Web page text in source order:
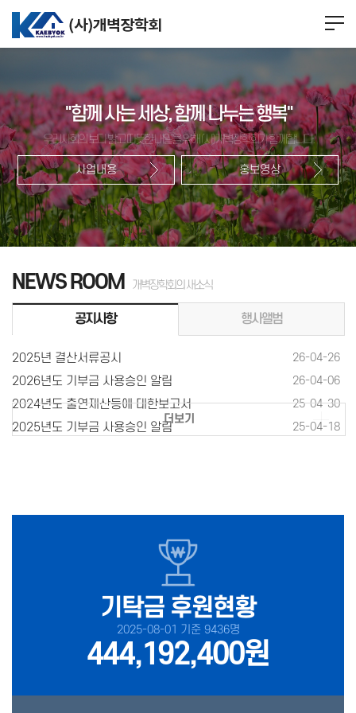
"함께 사는 세상, 함께 나누는 행복"
우리사회의 보다 밝고 따뜻한 내일을 위해 (사)개벽장학회가 함께합니다.
사업내용 홍보영상
NEWS ROOM 개벽장학회의 새소식
공지사항 행사앨범
더보기
2025년 결산서류공시 26-04-26
2026년도 기부금 사용승인 알림 26-04-06
2024년도 출연재산등에 대한보고서 25-04-30
2025년도 기부금 사용승인 알림 25-04-18
기탁금 후원현황
2025-08-01 기준 9436명
444,192,400원